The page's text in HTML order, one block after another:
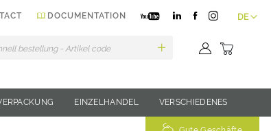
Sprache
DE
DOCUMENTATION
Mein
EINZELHANDEL VERSCHIEDENES